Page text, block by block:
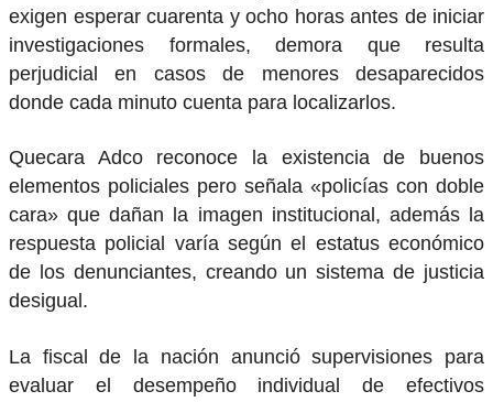
exigen esperar cuarenta y ocho horas antes de iniciar
investigaciones formales, demora que resulta
perjudicial en casos de menores desaparecidos
donde cada minuto cuenta para localizarlos.
Quecara Adco reconoce la existencia de buenos
elementos policiales pero señala «policías con doble
cara» que dañan la imagen institucional, además la
respuesta policial varía según el estatus económico
de los denunciantes, creando un sistema de justicia
desigual.
La fiscal de la nación anunció supervisiones para
evaluar el desempeño individual de efectivos